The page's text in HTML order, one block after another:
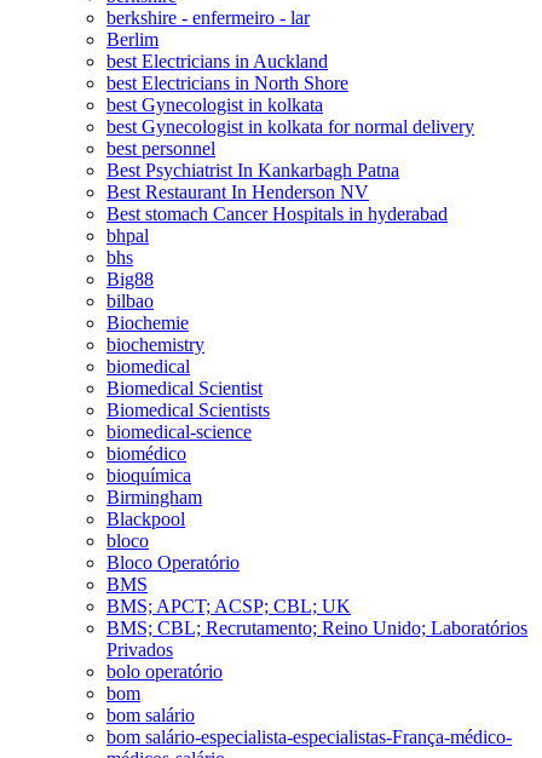
berkshire - enfermeiro - lar
Berlim
best Electricians in Auckland
best Electricians in North Shore
best Gynecologist in kolkata
best Gynecologist in kolkata for normal delivery
best personnel
Best Psychiatrist In Kankarbagh Patna
Best Restaurant In Henderson NV
Best stomach Cancer Hospitals in hyderabad
bhpal
bhs
Big88
bilbao
Biochemie
biochemistry
biomedical
Biomedical Scientist
Biomedical Scientists
biomedical-science
biomédico
bioquímica
Birmingham
Blackpool
bloco
Bloco Operatório
BMS
BMS; APCT; ACSP; CBL; UK
BMS; CBL; Recrutamento; Reino Unido; Laboratórios
Privados
bolo operatório
bom
bom salário
bom salário-especialista-especialistas-França-médico-